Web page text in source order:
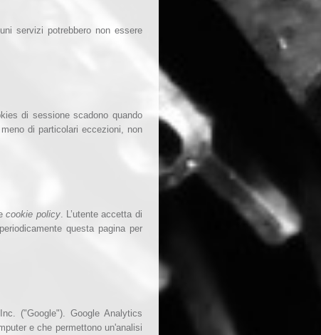
servizi potrebbero non essere
di sessione scadono quando
di particolari eccezioni, non
cookie policy. L’utente accetta di
questa pagina per
("Google"). Google Analytics
e che permettono un'analisi